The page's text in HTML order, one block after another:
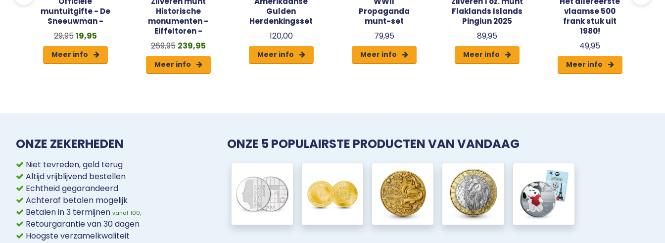
muntuitgifte - De
Sneeuwman -
29,9519,95
Meer info
Historische
monumenten -
Eiffeltoren -
269,95 239,95
Meer info
Gulden
Herdenkingsset
120,00
Meer info
Propaganda
munt-set
79,95
Meer info
Flaklands Islands
Pingiun 2025
89,95
Meer info
vlaamse 500
frank stuk uit
1980!
49,95
Meer info
ONZE ZEKERHEDEN
Niet tevreden, geld terug
Altijd vrijblijvend bestellen
Echtheid gegarandeerd
Achteraf betalen mogelijk
Betalen in 3 termijnen vanaf 100,-
Retourgarantie van 30 dagen
Hoogste verzamelkwaliteit
ONZE 5 POPULAIRSTE PRODUCTEN VAN VANDAAG